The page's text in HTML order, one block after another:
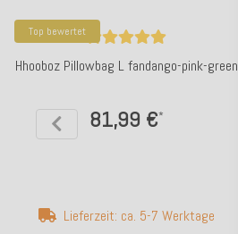
Top bewertet
Hhooboz Pillowbag L fandango-pink-green
81,99 €*
Lieferzeit: ca. 5-7 Werktage